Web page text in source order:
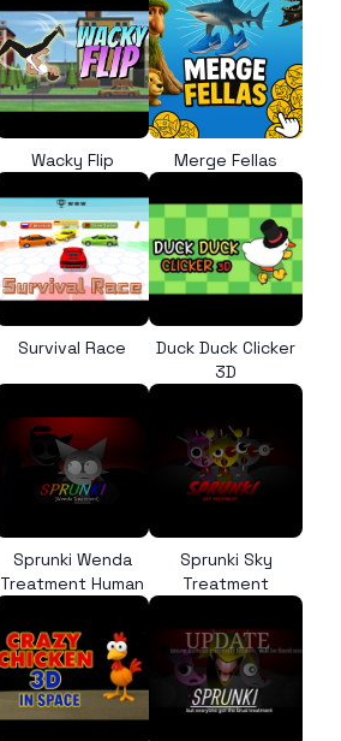
Wacky Flip Merge Fellas
Survival Race
Duck Duck Clicker
3D
Sprunki Wenda
Treatment Human
Sprunki Sky
Treatment